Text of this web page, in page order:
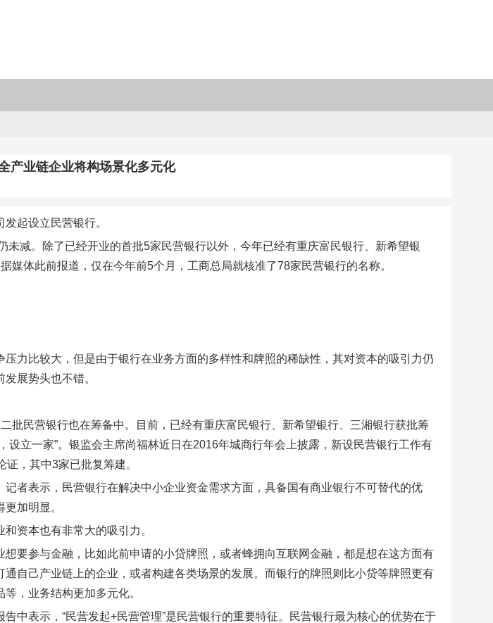
产业链企业将构场景化多元化
起设立民营银行。
未减。除了已经开业的首批5家民营银行以外，今年已经有重庆富民银行、新希望银
媒体此前报道，仅在今年前5个月，工商总局就核准了78家民营银行的名称。
力比较大，但是由于银行在业务方面的多样性和牌照的稀缺性，其对资本的吸引力仍
展势头也不错。
批民营银行也在筹备中。目前，已经有重庆富民银行、新希望银行、三湘银行获批筹
设立一家”。银监会主席尚福林近日在2016年城商行年会上披露，新设民营银行工作有
，其中3家已批复筹建。
者表示，民营银行在解决中小企业资金需求方面，具备国有商业银行不可替代的优
加明显。
资本也有非常大的吸引力。
要参与金融，比如此前申请的小贷牌照，或者蜂拥向互联网金融，都是想在这方面有
自己产业链上的企业，或者构建各类场景的发展。而银行的牌照则比小贷等牌照更有
，业务结构更加多元化。
中表示，“民营发起+民营管理”是民营银行的重要特征。民营银行最为核心的优势在于